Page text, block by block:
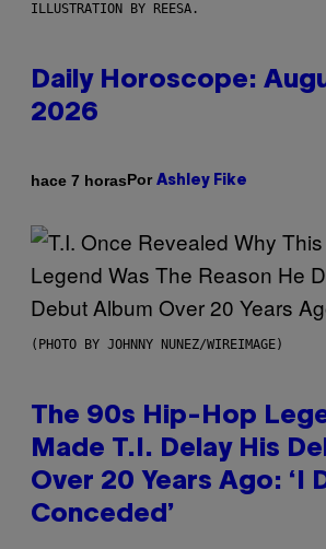
ILLUSTRATION BY REESA.
Daily Horoscope:
2026
hace 7 horasPor Ashley Fike
(PHOTO BY JOHNNY NUNEZ/WIREIMAGE)
The 90s Hip-Hop
Made T.I. Delay His
Over 20 Years Ago: ‘I
Conceded’